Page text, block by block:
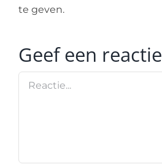
te geven.
Geef een reactie
Reactie